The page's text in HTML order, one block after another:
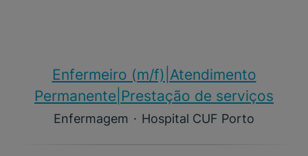
Enfermeiro (m/f)​|Atendimento
Permanente|Prestação de serviços
Enfermagem · Hospital CUF Porto